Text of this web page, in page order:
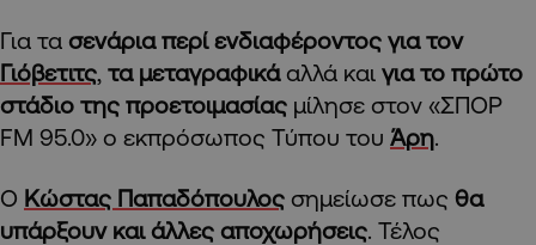
Για τα σενάρια περί ενδιαφέροντος για τον
Γιόβετιτς, τα μεταγραφικά αλλά και για το πρώτο
στάδιο της προετοιμασίας μίλησε στον «ΣΠΟΡ
FM 95.0» ο εκπρόσωπος Τύπου του Άρη.
Ο Κώστας Παπαδόπουλος σημείωσε πως θα
υπάρξουν και άλλες αποχωρήσεις. Τέλος